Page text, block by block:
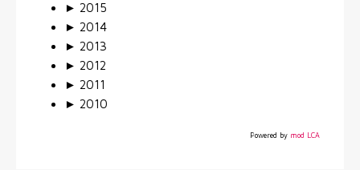
► 2015
► 2014
► 2013
► 2012
► 2011
► 2010
Powered by mod LCA